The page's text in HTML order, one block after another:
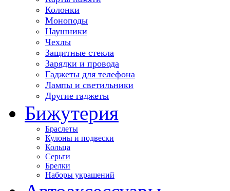
Колонки
Моноподы
Наушники
Чехлы
Защитные стекла
Зарядки и провода
Гаджеты для телефона
Лампы и светильники
Другие гаджеты
Бижутерия
Браслеты
Кулоны и подвески
Кольца
Серьги
Брелки
Наборы украшений